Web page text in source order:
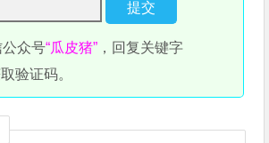
众号“瓜皮猪” ，回复关键字
验证码。